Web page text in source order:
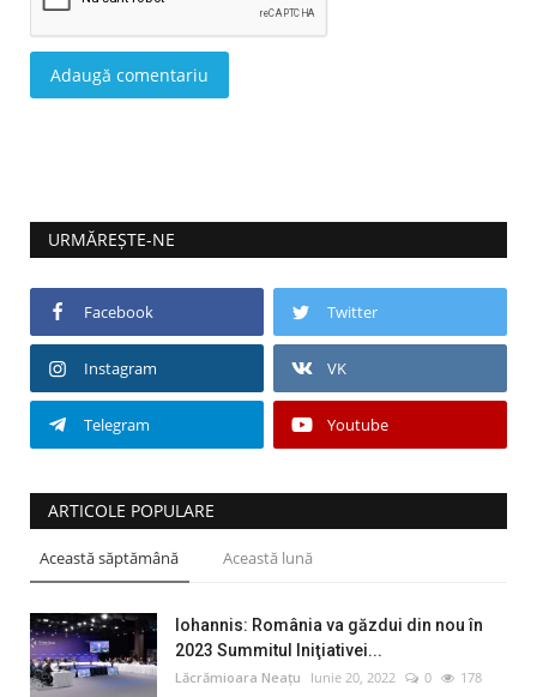
Adaugă comentariu
URMĂREȘTE-NE
Facebook Twitter
Instagram VK
Telegram Youtube
ARTICOLE POPULARE
Această săptămână Această lună
Iohannis: România va găzdui din nou în
2023 Summitul Iniţiativei...
Lăcrămioara Neațu Iunie 20, 2022 0 178